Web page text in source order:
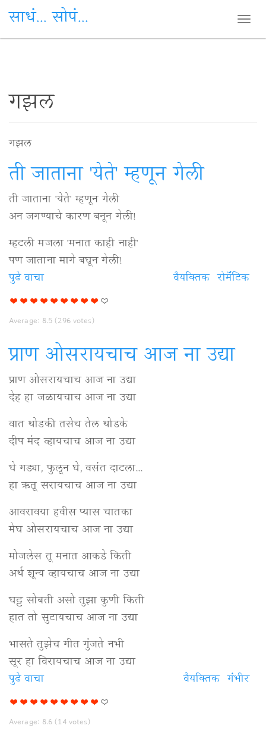
Skip
content
साधं... सोपं...
गझल
गझल
ती जाताना 'येते' म्हणून गेली
ती जाताना 'येते' म्हणून गेली
अन जगण्याचे कारण बनून गेली!
म्हटली मजला 'मनात काही नाही'
पण जाताना मागे बघून गेली!
रोमॅंटिक
वैयक्‍तिक
पुढे वाचाती
जाताना
'येते'
गेली
विषयी
Average: 8.5 (296votes)
प्राण ओसरायचाच आज ना उद्या
प्राण ओसरायचाच आज ना उद्या
देह हा जळायचाच आज ना उद्या
वात थोडकी तसेच तेल थोडके
दीप मंद व्हायचाच आज ना उद्या
घे गड्या, फुलून घे, वसंत दाटला...
हा ऋतू सरायचाच आज ना उद्या
आवरावया हवीस प्यास चातका
मेघ ओसरायचाच आज ना उद्या
मोजलेस तू मनात आकडे किती
अर्थ शून्य व्हायचाच आज ना उद्या
घट्ट सोबती असो तुझा कुणी किती
हात तो सुटायचाच आज ना उद्या
भासते तुझेच गीत गुंजते नभी
सूर हा विरायचाच आज ना उद्या
गंभीर
वैयक्‍तिक
पुढे वाचाप्राण
ओसरायचाच
आज
Average: 8.6 (14votes)